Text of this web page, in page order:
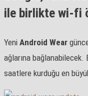
ile birlikte wi-fi
Yeni Android Wear
ağlarına
saatlere kurduğu en